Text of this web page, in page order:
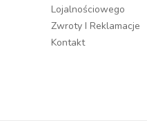
Lojalnościowego
Zwroty I Reklamacje
Kontakt